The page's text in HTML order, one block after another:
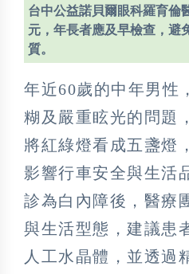
台中公益諾貝爾眼科羅育倫
元，年長者應及早檢查，避
質。
年近60歲的中年男性
糊及嚴重眩光的問題
將紅綠燈看成五盞燈
影響行車安全與生活
診為白內障後，醫療
與生活型態，建議患
人工水晶體，並透過